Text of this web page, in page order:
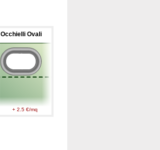
Occhielli Ovali
+ 2.5 €/mq